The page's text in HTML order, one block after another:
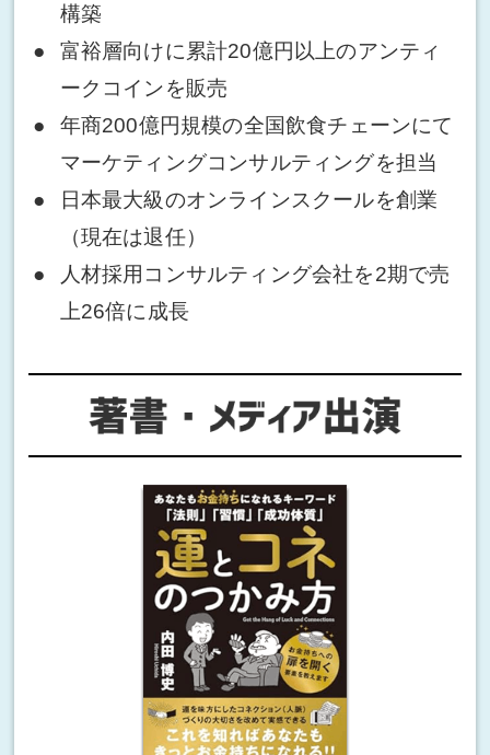
構築
富裕層向けに累計20億円以上のアンティ
ークコインを販売
年商200億円規模の全国飲食チェーンにて
マーケティングコンサルティングを担当
日本最大級のオンラインスクールを創業
（現在は退任）
人材採用コンサルティング会社を2期で売
上26倍に成長